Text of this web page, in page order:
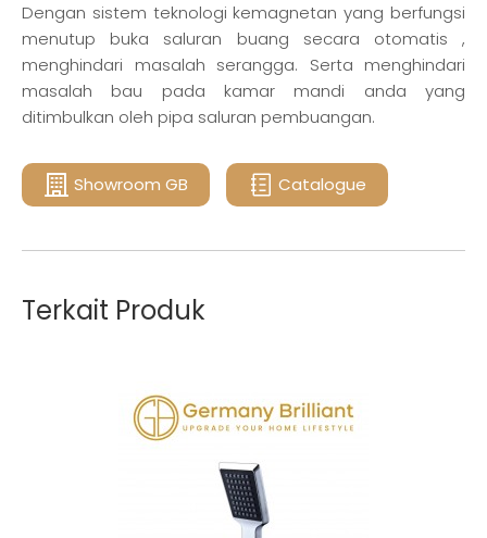
Dengan sistem teknologi kemagnetan yang berfungsi
menutup buka saluran buang secara otomatis ,
menghindari masalah serangga. Serta menghindari
masalah bau pada kamar mandi anda yang
ditimbulkan oleh pipa saluran pembuangan.
Showroom GB Catalogue
Terkait Produk